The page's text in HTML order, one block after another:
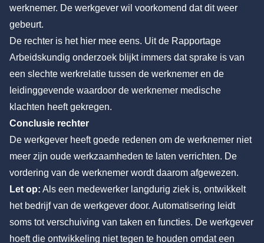
werknemer. De werkgever wil voorkomend dat dit weer
gebeurt.
De rechter is het hier mee eens. Uit de Rapportage
Arbeidskundig onderzoek blijkt immers dat sprake is van
een slechte werkrelatie tussen de werknemer en de
leidinggevende waardoor de werknemer medische
klachten heeft gekregen.
Conclusie rechter
De werkgever heeft goede redenen om de werknemer niet
meer zijn oude werkzaamheden te laten verrichten. De
vordering van de werknemer wordt daarom afgewezen.
Let op: Als een medewerker langdurig ziek is, ontwikkelt
het bedrijf van de werkgever door. Automatisering leidt
soms tot verschuiving van taken en functies. De werkgever
hoeft die ontwikkeling niet tegen te houden omdat een